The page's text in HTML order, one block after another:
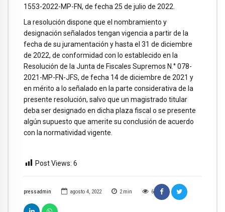
pressadmin agosto 4, 2022 2 min 6
1553-2022-MP-FN, de fecha 25 de julio de 2022.
La resolución dispone que el nombramiento y
designación señalados tengan vigencia a partir de la
fecha de su juramentación y hasta el 31 de diciembre
de 2022, de conformidad con lo establecido en la
Resolución de la Junta de Fiscales Supremos N.° 078-
2021-MP-FN-JFS, de fecha 14 de diciembre de 2021 y
en mérito a lo señalado en la parte considerativa de la
presente resolución, salvo que un magistrado titular
deba ser designado en dicha plaza fiscal o se presente
algún supuesto que amerite su conclusión de acuerdo
con la normatividad vigente.
Post Views: 6